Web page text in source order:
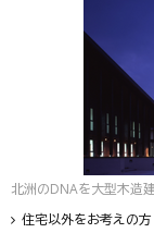
北洲のDNAを大型木造
住宅以外をお考えの方